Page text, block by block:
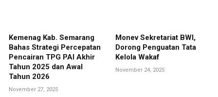
Kemenag Kab. Semarang
Bahas Strategi Percepatan
Pencairan TPG PAI Akhir
Tahun 2025 dan Awal
Tahun 2026
November 27, 2025
Monev Sekretariat BWI,
Dorong Penguatan Tata
Kelola Wakaf
November 24, 2025